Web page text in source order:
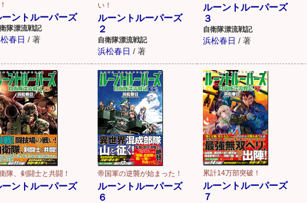
ーントルーパーズ
隊漂流戦記
春日 / 著
い！
ルーントルーパーズ
２
自衛隊漂流戦記
浜松春日 / 著
ルーントルーパーズ
３
自衛隊漂流戦記
浜松春日 / 著
隊、剣闘士と共闘！
ーントルーパーズ
帝国軍の逆襲が始まった！
ルーントルーパーズ
６
累計14万部突破！
ルーントルーパーズ
７